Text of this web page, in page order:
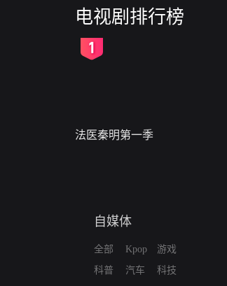
电视剧排行榜
法医秦明第一季
自媒体
全部
科普
Kpop
汽车
游戏
科技